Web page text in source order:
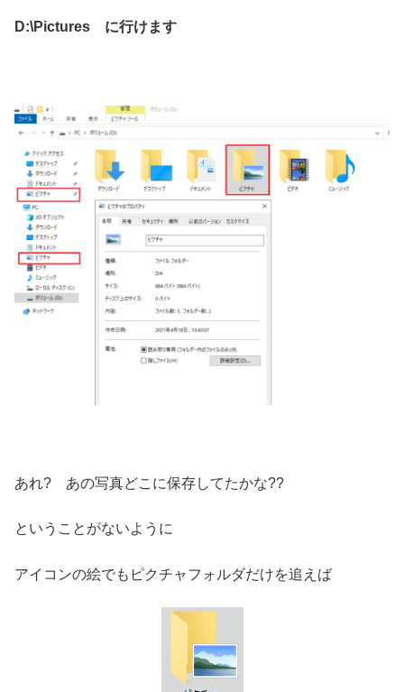
D:\Pictures に行けます
あれ? あの写真どこに保存してたかな??
ということがないように
アイコンの絵でもピクチャフォルダだけを追えば